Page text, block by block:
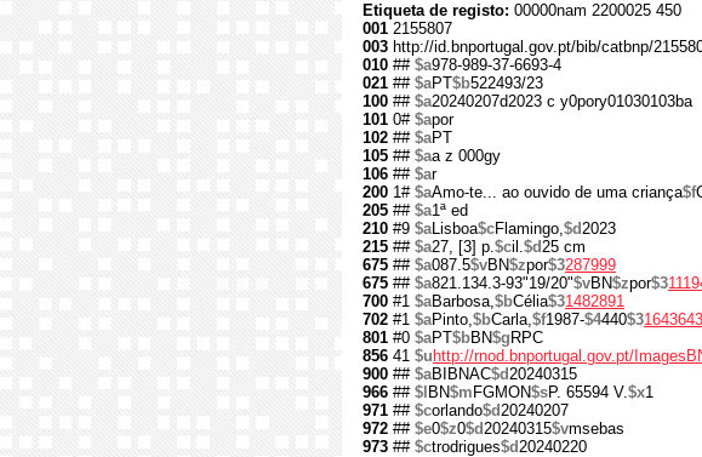
Etiqueta de registo: 00000nam 2200025 450
001 2155807
003 http://id.bnportugal.gov.pt/bib/catbnp/
010 ## $a978-989-37-6693-4
021 ## $aPT$b522493/23
100 ## $a20240207d2023 c y0pory01030103ba
101 0# $apor
102 ## $aPT
105 ## $aa z 000gy
106 ## $ar
200 1# $aAmo-te... ao ouvido de uma criança$f
205 ## $a1ª ed
210 #9 $aLisboa$cFlamingo,$d2023
215 ## $a27, [3] p.$cil.$d25 cm
675 ## $a087.5$vBN$zpor$3287999
675 ## $a821.134.3-93"19/20"$vBN$zpor$3
700 #1 $aBarbosa,$bCélia$31482891
702 #1 $aPinto,$bCarla,$f1987-$4440$31643643
801 #0 $aPT$bBN$g RPC
856 41 $u http://rnod.bnportugal.gov.pt/
900 ## $aBIBNAC$d20240315
966 ## $l BN$m FGMON$sP. 65594 V.$x1
971 ## $corlando$d20240207
972 ## $e0$z0$d20240315$vmsebas
973 ## $ctrodrigues$d20240220